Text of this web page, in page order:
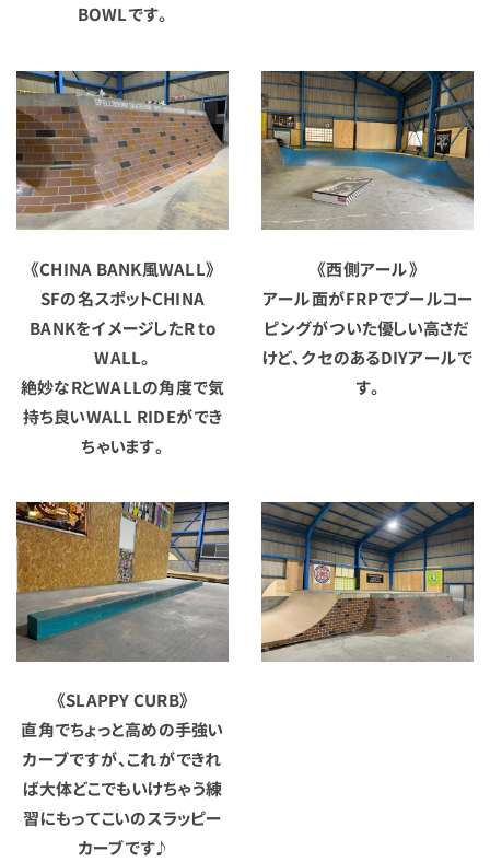
BOWLです。
《CHINA BANK風WALL》
SFの名スポットCHINA
BANKをイメージしたR to
WALL。
絶妙なRとWALLの角度で気
持ち良いWALL RIDEができ
ちゃいます。
《西側アール》
アール面がFRPでプールコー
ピングがついた優しい高さだ
けど、クセのあるDIYアールで
す。
《SLAPPY CURB》
直角でちょっと高めの手強い
カーブですが、これができれ
ば大体どこでもいけちゃう練
習にもってこいのスラッピー
カーブです♪